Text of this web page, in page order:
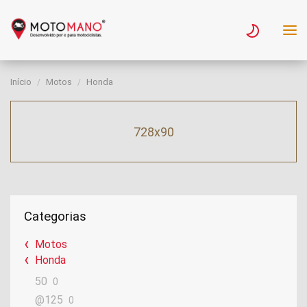
Início Motos Honda
728x90
Categorias
Motos
Honda
50
0
@125 0